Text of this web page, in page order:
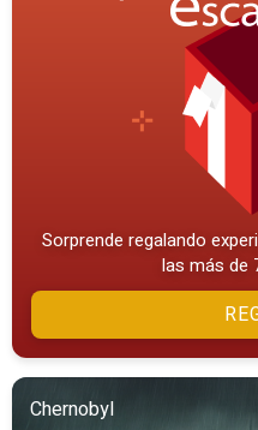
Sorprende regalando
las más de
Chernobyl